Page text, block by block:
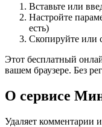
Вставьте или
Настройте
есть)
Скопируйте или
Этот бесплатный
вашем браузере. Без
О сервисе
Удаляет комментарии